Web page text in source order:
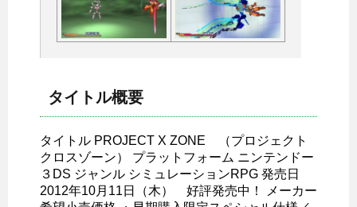
タイトル概要
タイトル PROJECT X ZONE （プロジェクト
クロスゾーン） プラットフォーム ニンテンドー
３DS ジャンル シミュレーションRPG 発売日
2012年10月11日（木） 好評発売中！ メーカー